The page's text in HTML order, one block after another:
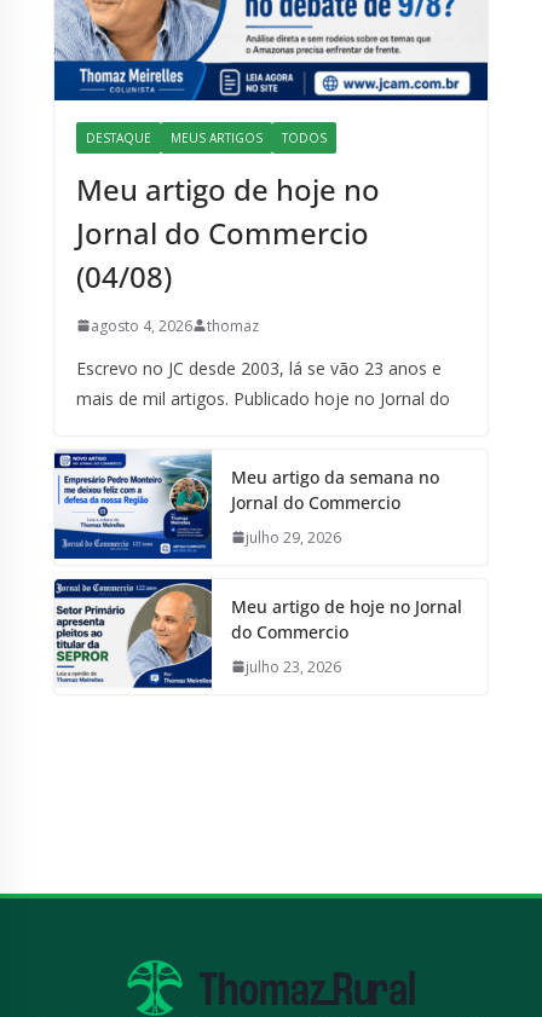
DESTAQUE MEUS ARTIGOS TODOS
Meu artigo de hoje no
Jornal do Commercio
(04/08)
agosto 4, 2026 thomaz
Escrevo no JC desde 2003, lá se vão 23 anos e
mais de mil artigos. Publicado hoje no Jornal do
Meu artigo da semana no
Jornal do Commercio
julho 29, 2026
Meu artigo de hoje no Jornal
do Commercio
julho 23, 2026